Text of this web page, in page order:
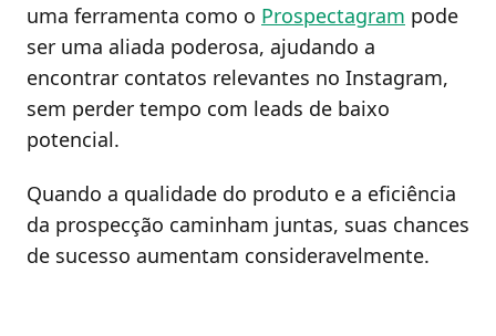
uma ferramenta como o Prospectagram pode
ser uma aliada poderosa, ajudando a
encontrar contatos relevantes no Instagram,
sem perder tempo com leads de baixo
potencial.
Quando a qualidade do produto e a eficiência
da prospecção caminham juntas, suas chances
de sucesso aumentam consideravelmente.